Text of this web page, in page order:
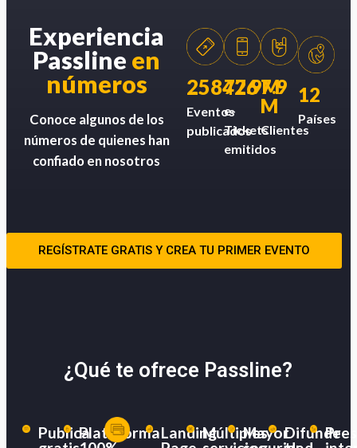
Experiencia
Passline en
números
Conoce algunos de los
números de quienes han
confiado en nosotros
258426
Eventos
publicados
77.9M
e-
Tickets
emitidos
7.9
M
Clientes
12
Países
REGÍSTRATE GRATIS Y CREA TU PRIMER EVENTO
¿Qué te ofrece Passline?
PublicaPlataformaLandingMúltiplesMayorDifunde